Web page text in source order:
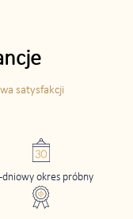
satysfakcji
dniowy okres próbny